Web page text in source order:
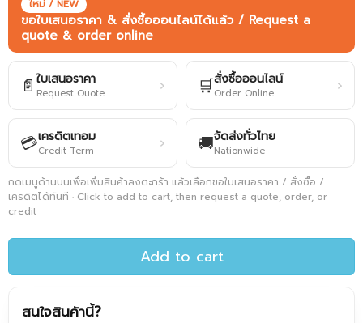
ใหม่ / NEW
ขอใบเสนอราคา & สั่งซื้อออนไลน์ได้แล้ว / Request a
quote & order online
📄 ใบเสนอราคา
Request Quote › 🛒สั่งซื้อออนไลน์
Order Online ›
💳เครดิตเทอม
Credit Term › 🚚จัดส่งทั่วไทย
Nationwide
กดเมนูด้านบนเพื่อเพิ่มสินค้าลงตะกร้า แล้วเลือกขอใบเสนอราคา / สั่งซื้อ /
เครดิตได้ทันที · Click to add to cart, then request a quote, order, or
credit
Add to cart
สนใจสินค้านี้?